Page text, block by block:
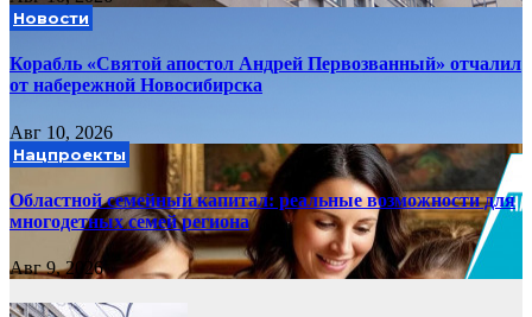
Новости
Корабль «Святой апостол Андрей Первозванный» отчалил
от набережной Новосибирска
Авг 10, 2026
Нацпроекты
Областной семейный капитал: реальные возможности для
многодетных семей региона
Авг 9, 2026